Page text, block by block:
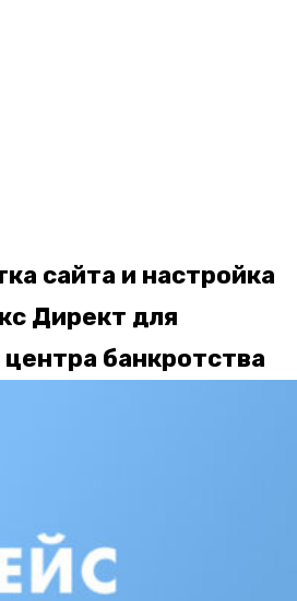
сайта и настройка
Директ для
банкротства